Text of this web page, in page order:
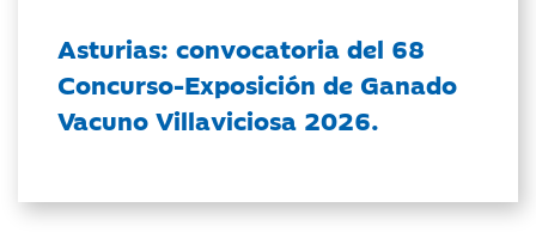
Asturias: convocatoria del 68
Concurso-Exposición de Ganado
Vacuno Villaviciosa 2026.